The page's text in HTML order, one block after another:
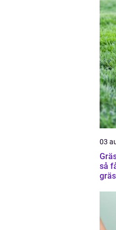
03
så